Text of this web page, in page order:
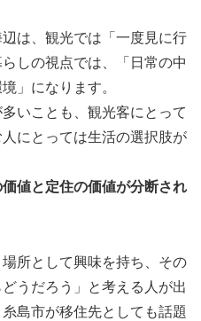
は、観光では「一度見に行
しの視点では、「日常の中
」になります。
いことも、観光客にとって
にとっては生活の選択肢が
値と定住の価値が分断され
所として興味を持ち、その
うだろう」と考える人が出
島市が移住先としても話題